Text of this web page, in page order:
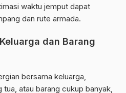
waktu jemput dapat
dan rute armada.
dan Barang
bersama keluarga,
atau barang cukup banyak,